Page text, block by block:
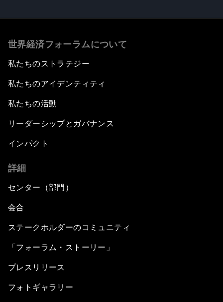
世界経済フォーラムについて
私たちのストラテジー
私たちのアイデンティティ
私たちの活動
リーダーシップとガバナンス
インパクト
詳細
センター（部門）
会合
ステークホルダーのコミュニティ
「フォーラム・ストーリー」
プレスリリース
フォトギャラリー